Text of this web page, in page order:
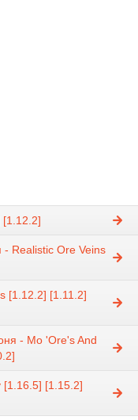
[1.12.2]
Realistic Ore Veins
[1.12.2] [1.11.2]
- Mo 'Ore's And
[1.16.5] [1.15.2]